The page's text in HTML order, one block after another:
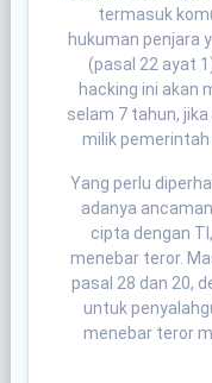
termasuk
hukuman penjara
(pasal 22 ayat
hacking ini akan
selam 7 tahun,
milik
Yang perlu
adanya
cipta dengan
menebar teror.
pasal 28 dan 20,
untuk
menebar teror